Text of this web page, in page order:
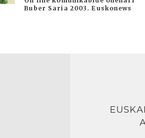
Buber Saria 2003. Euskonews